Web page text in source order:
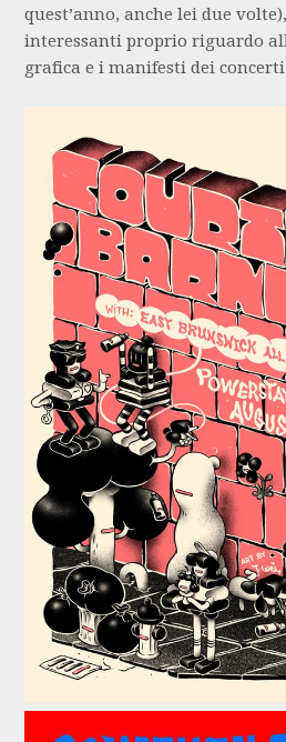
quest’anno, anche lei due
interessanti proprio riguardo
grafica e i manifesti dei